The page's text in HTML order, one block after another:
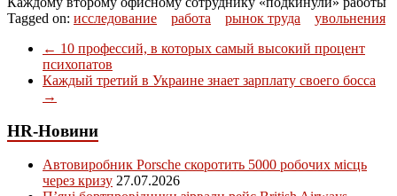
Tagged on: исследование работа рынок труда
увольнения
← 10 профессий, в которых самый высокий процент
психопатов
Каждый третий в Украине знает зарплату своего босса
→
HR-Новини
Автовиробник Porsche скоротить 5000 робочих місць
через кризу 27.07.2026